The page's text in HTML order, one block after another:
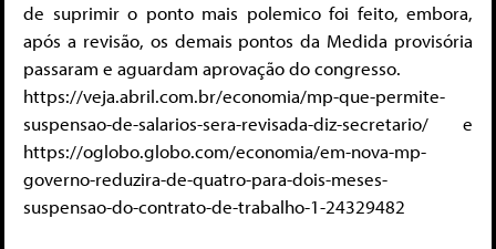
de suprimir o ponto mais polemico foi feito, embora,
após a revisão, os demais pontos da Medida provisória
passaram e aguardam aprovação do congresso.
https://veja.abril.com.br/economia/mp-que-permite-
suspensao-de-salarios-sera-revisada-diz-secretario/ e
https://oglobo.globo.com/economia/em-nova-mp-
governo-reduzira-de-quatro-para-dois-meses-
suspensao-do-contrato-de-trabalho-1-24329482